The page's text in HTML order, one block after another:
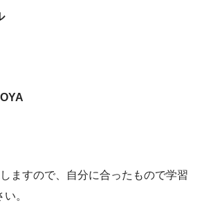
ますので、自分に合ったもので学習
。